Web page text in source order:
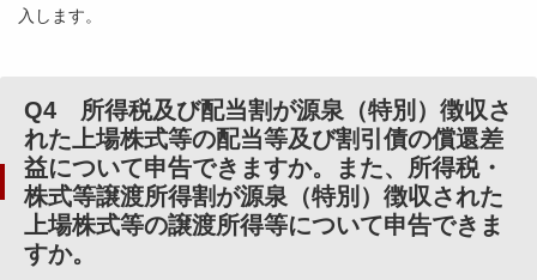
入します。
Q4 所得税及び配当割が源泉（特別）徴収さ
れた上場株式等の配当等及び割引債の償還差
益について申告できますか。また、所得税・
株式等譲渡所得割が源泉（特別）徴収された
上場株式等の譲渡所得等について申告できま
すか。